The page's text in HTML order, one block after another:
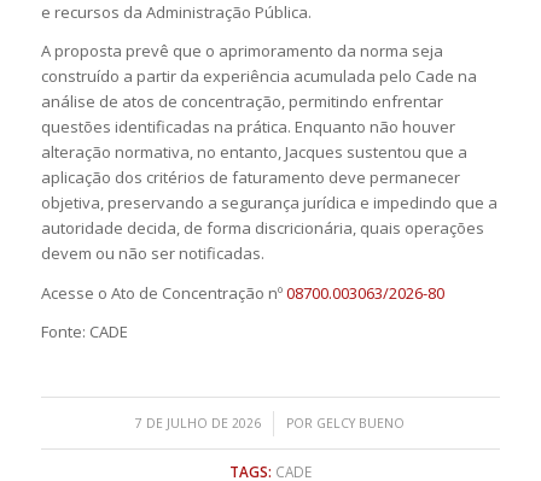
e recursos da Administração Pública.
A proposta prevê que o aprimoramento da norma seja
construído a partir da experiência acumulada pelo Cade na
análise de atos de concentração, permitindo enfrentar
questões identificadas na prática. Enquanto não houver
alteração normativa, no entanto, Jacques sustentou que a
aplicação dos critérios de faturamento deve permanecer
objetiva, preservando a segurança jurídica e impedindo que a
autoridade decida, de forma discricionária, quais operações
devem ou não ser notificadas.
Acesse o Ato de Concentração nº08700.003063/2026-80
Fonte: CADE
7 DE JULHO DE 2026
/ POR GELCY BUENO
TAGS: CADE